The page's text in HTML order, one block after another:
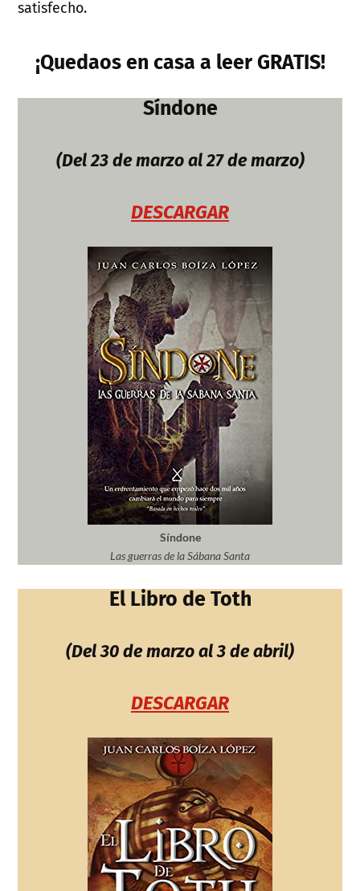
satisfecho.
¡Quedaos en casa a leer GRATIS!
Síndone
(Del 23 de marzo al 27 de marzo)
DESCARGAR
Síndone
Las guerras de la Sábana Santa
El Libro de Toth
(Del 30 de marzo al 3 de abril)
DESCARGAR